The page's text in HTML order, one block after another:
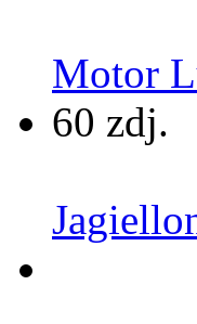
Motor
60 zdj.